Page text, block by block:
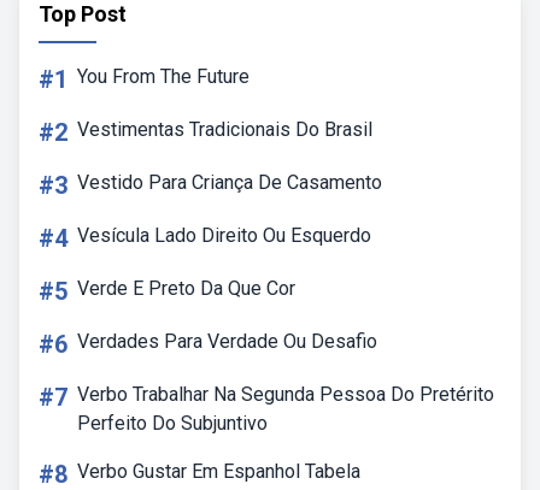
Top Post
#1 You From The Future
#2 Vestimentas Tradicionais Do Brasil
#3 Vestido Para Criança De Casamento
#4 Vesícula Lado Direito Ou Esquerdo
#5 Verde E Preto Da Que Cor
#6 Verdades Para Verdade Ou Desafio
#7 Verbo Trabalhar Na Segunda Pessoa Do Pretérito
Perfeito Do Subjuntivo
#8 Verbo Gustar Em Espanhol Tabela